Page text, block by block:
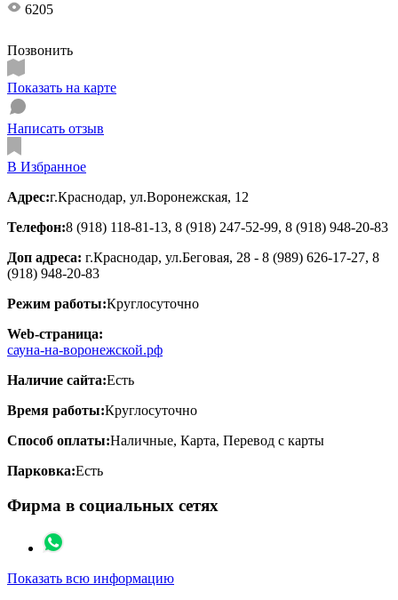
6205
Позвонить
Показать на карте
Написать отзыв
В Избранное
Адрес:г.Краснодар, ул.Воронежская, 12
Телефон:8 (918) 118-81-13, 8 (918) 247-52-99, 8 (918) 948-20-83
Доп адреса: г.Краснодар, ул.Беговая, 28 - 8 (989) 626-17-27, 8
(918) 948-20-83
Режим работы:Круглосуточно
Web-страница:
сауна-на-воронежской.рф
Наличие сайта:Есть
Время работы:Круглосуточно
Способ оплаты:Наличные, Карта, Перевод с карты
Парковка:Есть
Фирма в социальных сетях
Показать всю информацию